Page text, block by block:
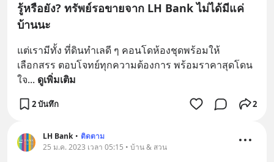
รู้หรือยัง? ทรัพย์รอขายจาก LH Bank ไม่ได้มีแค่
บ้านนะ
แต่เรามีทั้ง ที่ดินทำเลดี ๆ คอนโดห้องชุดพร้อมให้
เลือกสรร ตอบโจทย์ทุกความต้องการ พร้อมราคาสุดโดน
ใจ... ดูเพิ่มเติม
2 บันทึก 2
LH Bank • ติดตาม
25 ม.ค. 2023 เวลา 05:15 • บ้าน & สวน